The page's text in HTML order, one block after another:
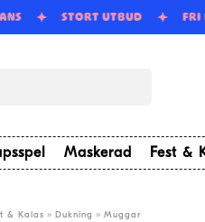
STORT UTBUD
Maskerad Fest &
& Kalas » Dukning » Muggar